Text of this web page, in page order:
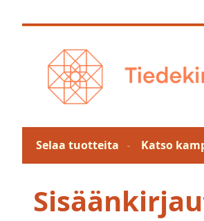
to
Selaa tuotteita Katso